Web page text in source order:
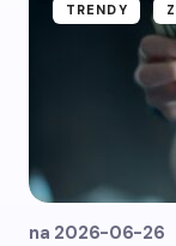
TRENDY
na 2026-06-26